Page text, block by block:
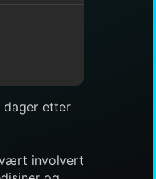
dager etter
vært involvert